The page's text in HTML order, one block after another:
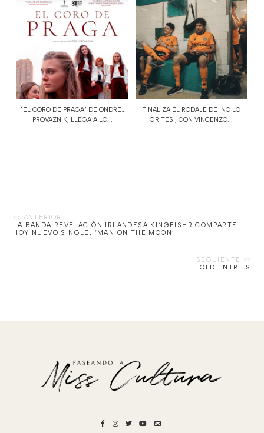
"EL CORO DE PRAGA" DE ONDŘEJ
PROVAZNIK, LLEGA A LO...
FINALIZA EL RODAJE DE 'NO LO
GRITES', CON VINCENZO...
LA BANDA REVELACIÓN IRLANDESA KINGFISHR COMPARTE
HOY NUEVO SINGLE, ‘MAN ON THE MOON’
OLD ENTRIES